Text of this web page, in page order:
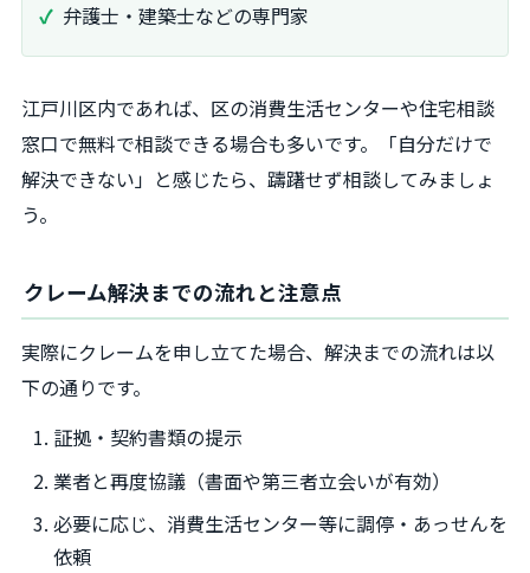
弁護士・建築士などの専門家
江戸川区内であれば、区の消費生活センターや住宅相談
窓口で無料で相談できる場合も多いです。「自分だけで
解決できない」と感じたら、躊躇せず相談してみましょ
う。
クレーム解決までの流れと注意点
実際にクレームを申し立てた場合、解決までの流れは以
下の通りです。
証拠・契約書類の提示
業者と再度協議（書面や第三者立会いが有効）
必要に応じ、消費生活センター等に調停・あっせんを
依頼